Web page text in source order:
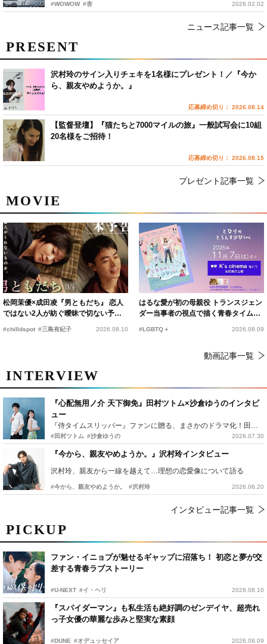
#WOWOW #杏 2026.02.02
ニュース記事一覧
PICKUP
ファン・イニョプが魅せるギャップに沼落ち！ 初恋と夢が交
差する青春ラブストーリー
#U-NEXT #イ・ヘリ 2026.08.10
『スパイダーマン』も私生活も絶好調のゼンデイヤ、超売れ
っ子女優の華麗な歩みと堅実な素顔
#DUNE #オデュッセイア 2026.08.09
MOVIE
松岡茉優×成田凌『男ともだち』 恋人
ではない2人が紡ぐ曖昧で切ない予告
#chilldspot #三島有紀子 2026.08.10
はるな愛が初の母親役 トランスジェン
ダー当事者の視点で描く青春タイムス
#LGBTQ＋ 2026.08.09
動画記事一覧
INTERVIEW
『心配無用ノ介 天下御免』田村ツトム×沙倉ゆうのインタビ
ュー
『侍タイムスリッパー』ファンに贈る、まさかのドラマ化！田村ツトム×沙倉ゆうのが語る『心配無用ノ介』撮影秘話
#田村ツトム #沙倉ゆうの 2026.07.30
『今から、親友やめようか。』沢村玲インタビュー
沢村玲、親友から一線を越えて…理想の恋愛像について語る
#今から、親友やめようか。 #沢村玲 2026.06.20
インタビュー記事一覧
PRESENT
沢村玲のサイン入りチェキを1名様にプレゼント！／『今か
ら、親友やめようか。』
応募締め切り： 2026.08.14
【監督登壇】『猫たちと7000マイルの旅』一般試写会に10組
20名様をご招待！
応募締め切り： 2026.08.15
プレゼント記事一覧